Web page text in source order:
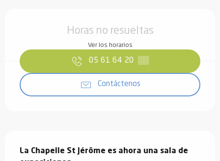
Horas no resueltas
Ver los horarios
05 61 64 20 ▒▒
Contáctenos
La Chapelle St Jérôme es ahora una sala de